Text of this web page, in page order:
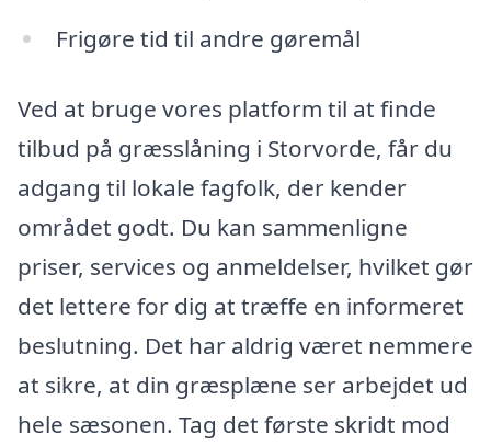
Frigøre tid til andre gøremål
Ved at bruge vores platform til at finde
tilbud på græsslåning i Storvorde, får du
adgang til lokale fagfolk, der kender
området godt. Du kan sammenligne
priser, services og anmeldelser, hvilket gør
det lettere for dig at træffe en informeret
beslutning. Det har aldrig været nemmere
at sikre, at din græsplæne ser arbejdet ud
hele sæsonen. Tag det første skridt mod